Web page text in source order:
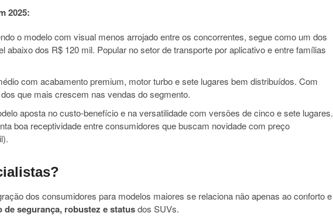
2025:
o modelo com visual menos arrojado entre os concorrentes, segue como um dos
abaixo dos R$ 120 mil. Popular no setor de transporte por aplicativo e entre famílias
com acabamento premium, motor turbo e sete lugares bem distribuídos. Com
que mais crescem nas vendas do segmento.
aposta no custo-benefício e na versatilidade com versões de cinco e sete lugares.
boa receptividade entre consumidores que buscam novidade com preço
dos consumidores para modelos maiores se relaciona não apenas ao conforto e
de segurança, robustez e statusdos SUVs.